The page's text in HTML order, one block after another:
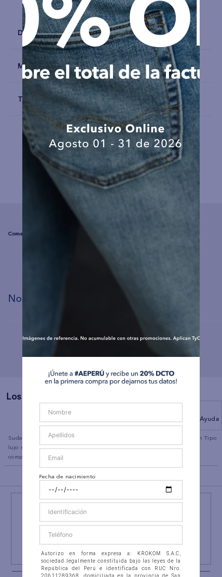
Detalles
Materiales y Cuidado
Talla y Fit
Ayuda
COMPLEMENTA TU LOOK
☆
No hay comentarios.
Los Más Vendidos
Sudadera con capucha de
lujo relajado con cremallera
completa
Ae
Pantalón Tipo
AE
BACK TO TOP
¡NEWSLETTER AEO!
Y RECIBE UN REGALO ESPECIAL
Fecha de nacimiento
Autorizo en forma expresa a: KROKOM S.A.C,
sociedad legalmente constituida bajo las leyes de la
República del Perú e identificada con RUC Nro.
20611289368, domiciliada en la provincia de San